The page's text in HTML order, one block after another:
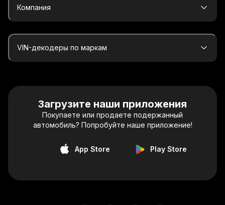
Компания
VIN-декодеры по маркам
Загрузите наши приложения
Покупаете или продаете подержанный
автомобиль? Попробуйте наше приложение!
App Store Play Store